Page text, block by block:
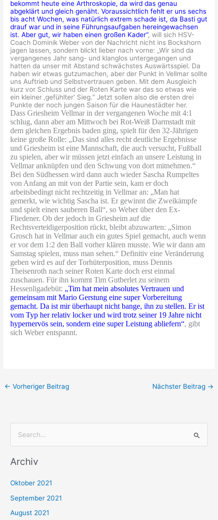
bekommt heute eine Arthroskopie, da wird das genau
abgeklärt und gleich genäht. Voraussichtlich fehlt er uns sechs
bis acht Wochen, was natürlich extrem schade ist, da Basti gut
drauf war und in seine Führungsaufgaben hereingewachsen
ist. Aber gut, wir haben einen großen Kader“, will sich HSV-
Coach Dominik Weber von der Nachricht nicht ins Bockshorn
jagen lassen, sondern blickt lieber nach vorne: „Wir sind da
vergangenes Jahr sang- und klanglos untergegangen und
hatten da unser mit Abstand schwächstes Auswärtsspiel. Da
haben wir etwas gutzumachen, aber der Punkt in Vellmar sollte
uns Auftrieb und Selbstvertrauen geben. Mit dem Ausgleich
kurz vor Schluss und der Roten Karte war das so etwas wie
ein kleiner ‚gefühlter‘ Sieg.“ Jetzt sollen also die ersten drei
Punkte der noch jungen Saison für die Haunestädter her.
Dass Griesheim Vellmar in der vergangenen Woche mit 4:1
schlug, dann aber am Mittwoch bei Rot-Weiß Darmstadt mit
dem gleichen Ergebnis baden ging, spielt für den 32-Jährigen
keine große Rolle: „Das sind alles recht deutliche Ergebnisse
und Griesheim ist eine Mannschaft, die auch versucht, Fußball
zu spielen, aber wir müssen jetzt einfach an unsere Leistung in
Vellmar anknüpfen und den Schwung von dort mitnehmen.“
Bei den Südhessen wird dann auch wieder Sascha Rumpeltes
von Anfang an mit von der Partie sein, kam er doch
arbeitsbedingt nicht rechtzeitig in Vellmar an: „Man hat
gemerkt, wie wichtig Sascha ist. Er gewinnt die Zweikämpfe
und spielt einen sauberen Ball“, so Weber über den Ex-
Fliedener. Ob der jedoch in Griesheim auf die
Rechtsverteidigerposition rückt, bleibt abzuwarten: „Simon
Grosch hat in Vellmar auch ein gutes Spiel gemacht, auch wenn
er vor dem 1:2 den Ball vorher klären musste. Wie wir dann am
Samstag spielen, muss man sehen.“ Definitiv eine Veränderung
geben wird es auf der Torhüterposition, muss Dennis
Theisenroth nach seiner Roten Karte doch erst einmal
zuschauen. Für ihn kommt Tim Gutberlet zu seinem
Hessenligadebüt: „Tim hat mein absolutes Vertrauen und
gemeinsam mit Mario Gerstung eine super Vorbereitung
gemacht. Da ist mir überhaupt nicht bange, ihn zu stellen. Er ist
vom Typ her relativ locker und wird trotz seiner 19 Jahre nicht
hypernervös sein, sondern eine super Leistung abliefern“, gibt
sich Weber entspannt.
← Vorheriger Beitrag Nächster Beitrag →
c
n
n
Archiv
Oktober 2021
September 2021
August 2021